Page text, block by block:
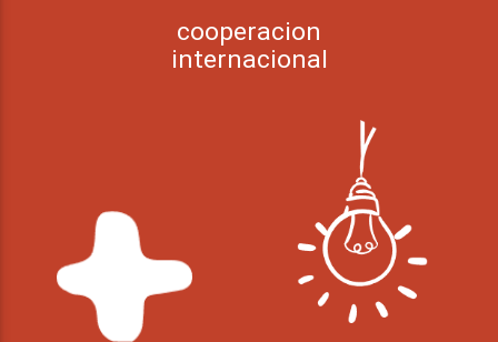
cooperacion
internacional